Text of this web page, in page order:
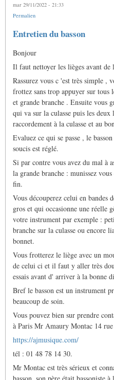
mar 29/11/2022 - 21:33
Permalien
Entretien du basson
Bonjour
Il faut nettoyer les lièges avant de
Rassurez vous c 'est très simple ,
frottez sans trop appuyer sur tous
et grande branche . Ensuite vous
qui va sur la culasse puis les
raccordement à la culasse et au
Evaluez ce qui se passe , le
soucis est réglé.
Si par contre vous avez du mal à
la grande branche : munissez
fin.
Vous découperez celui en
gros et qui occasionne une réelle
votre instrument par exemple :
branche sur la culasse ou encore
bonnet.
Vous frotterez le liège avec un
de celui ci et il faut y aller très
essais avant d' arriver à la bonne
Bref le basson est un instrument
beaucoup de soin.
Vous pouvez bien sur prendre
à Paris Mr Amaury Montac 14
https://ajmusique.com/
tél : 01 48 78 14 30.
Mr Montac est très sérieux et